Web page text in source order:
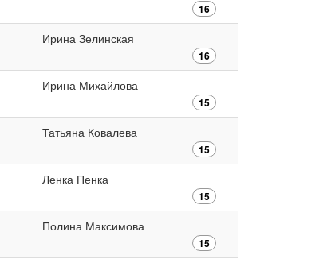
16
Ирина Зелинская
16
Ирина Михайлова
15
Татьяна Ковалева
15
Ленка Пенка
15
Полина Максимова
15